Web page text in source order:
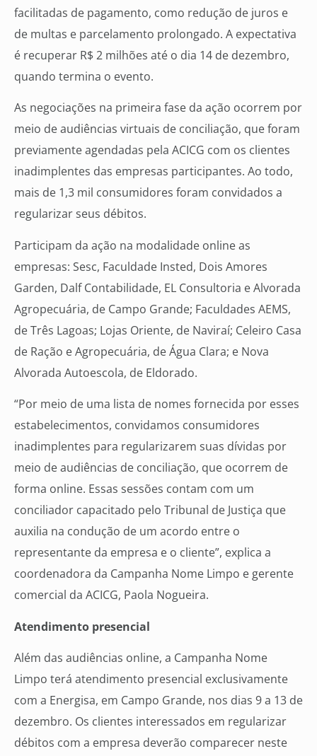
facilitadas de pagamento, como redução de juros e
de multas e parcelamento prolongado. A expectativa
é recuperar R$ 2 milhões até o dia 14 de dezembro,
quando termina o evento.
As negociações na primeira fase da ação ocorrem por
meio de audiências virtuais de conciliação, que foram
previamente agendadas pela ACICG com os clientes
inadimplentes das empresas participantes. Ao todo,
mais de 1,3 mil consumidores foram convidados a
regularizar seus débitos.
Participam da ação na modalidade online as
empresas: Sesc, Faculdade Insted, Dois Amores
Garden, Dalf Contabilidade, EL Consultoria e Alvorada
Agropecuária, de Campo Grande; Faculdades AEMS,
de Três Lagoas; Lojas Oriente, de Naviraí; Celeiro Casa
de Ração e Agropecuária, de Água Clara; e Nova
Alvorada Autoescola, de Eldorado.
“Por meio de uma lista de nomes fornecida por esses
estabelecimentos, convidamos consumidores
inadimplentes para regularizarem suas dívidas por
meio de audiências de conciliação, que ocorrem de
forma online. Essas sessões contam com um
conciliador capacitado pelo Tribunal de Justiça que
auxilia na condução de um acordo entre o
representante da empresa e o cliente”, explica a
coordenadora da Campanha Nome Limpo e gerente
comercial da ACICG, Paola Nogueira.
Atendimento presencial
Além das audiências online, a Campanha Nome
Limpo terá atendimento presencial exclusivamente
com a Energisa, em Campo Grande, nos dias 9 a 13 de
dezembro. Os clientes interessados em regularizar
débitos com a empresa deverão comparecer neste